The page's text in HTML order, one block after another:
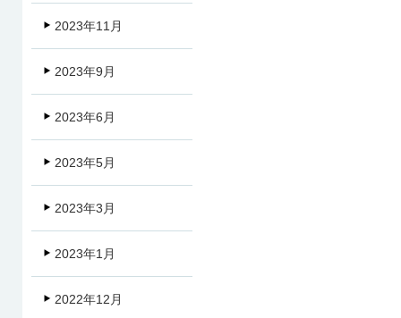
2023年11月
2023年9月
2023年6月
2023年5月
2023年3月
2023年1月
2022年12月